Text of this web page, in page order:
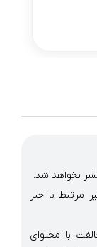
نخواهد شد.
مرتبط با خبر
با محتوای